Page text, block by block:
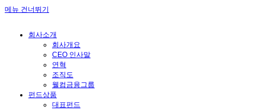
메뉴 건너뛰기
회사소개
회사개요
CEO 인사말
연혁
조직도
웰컴금융그룹
펀드상품
대표펀드